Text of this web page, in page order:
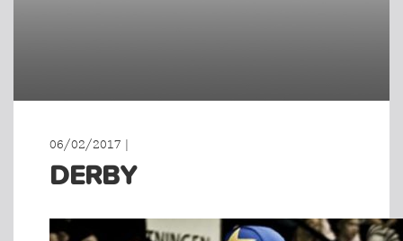
06/02/2017 |
DERBY